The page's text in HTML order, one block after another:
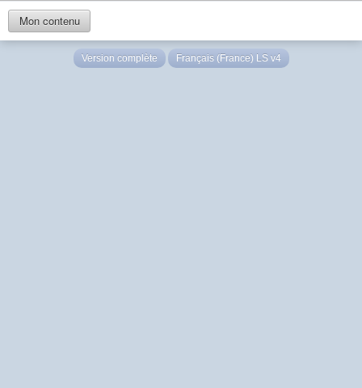
Mon contenu
Version complète Français (France) LS v4